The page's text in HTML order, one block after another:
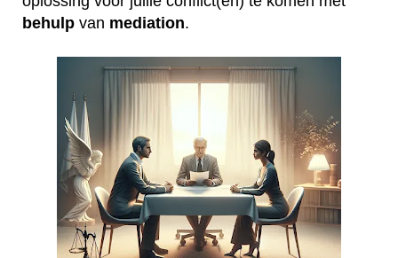
behulp van mediation.